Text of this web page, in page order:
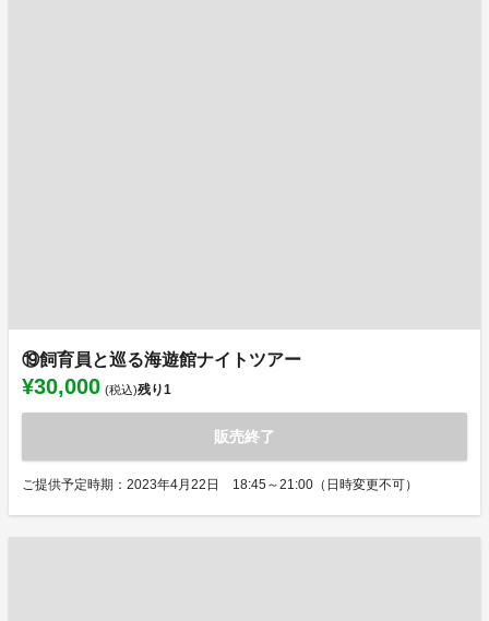
⑲飼育員と巡る海遊館ナイトツアー
¥30,000 (税込)残り1
販売終了
ご提供予定時期：2023年4月22日 18:45～21:00（日時変更不可）